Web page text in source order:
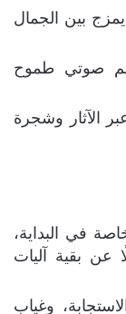
بين الجمال
صوتي طموح
الآثار وشجرة
في البداية،
عن بقية آليات
وغياب